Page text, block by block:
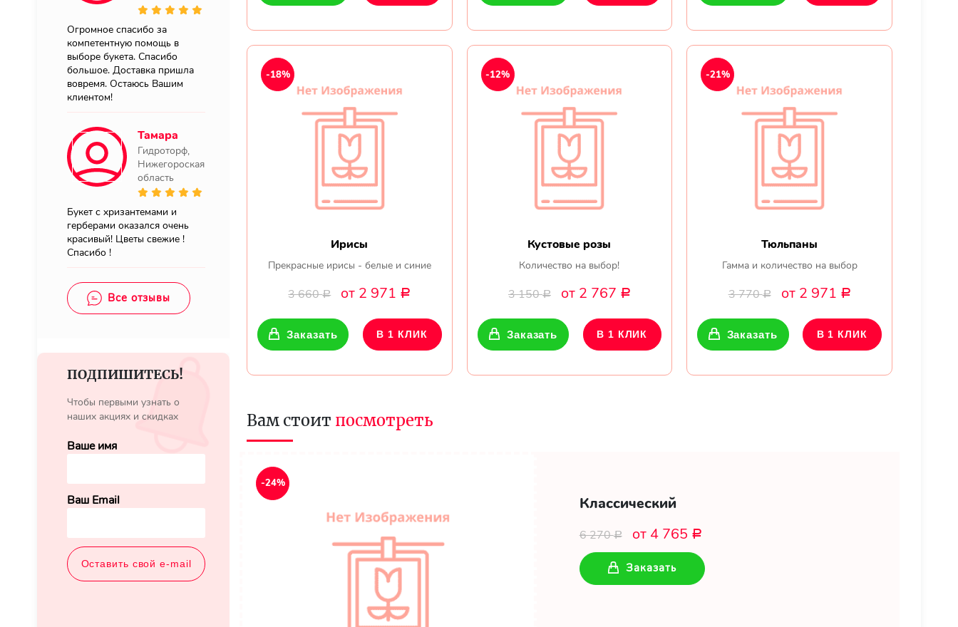
Огромное спасибо за
компетентную помощь в
выборе букета. Спасибо
большое. Доставка пришла
вовремя. Остаюсь Вашим
клиентом!
Тамара
Гидроторф,
Нижегороская
область
Букет с хризантемами и
герберами оказался очень
красивый! Цветы свежие !
Спасибо !
Все отзывы
ПОДПИШИТЕСЬ!
Чтобы первыми узнать о
наших акциях и скидках
Ваше имя
Ваш Email
Ирисы
Прекрасные ирисы - белые и синие
3 660Р от 2 971 Р
-18%
Заказать В 1 КЛИК
Кустовые розы
Количество на выбор!
3 150Р от 2 767 Р
-12%
Заказать В 1 КЛИК
Тюльпаны
Гамма и количество на выбор
3 770Р от 2 971 Р
-21%
Заказать В 1 КЛИК
Вам стоит посмотреть
-24%
Классический
6 270Р от 4 765 Р
Заказать